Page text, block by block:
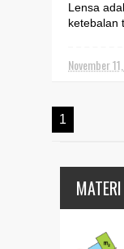
Lensa
ketebalan
November
1